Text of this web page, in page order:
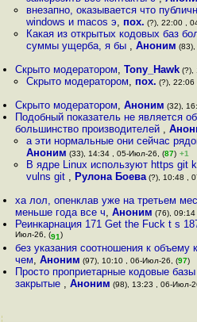
внезапно, оказывается что
windows и macos э, пох. (?), 22:00 ,
Какая из открытых кодовых баз
суммы ущерба, я бы , Аноним
Скрыто модератором,Tony_Hawk (?),
Скрыто модератором, пох. (?),
Скрыто модератором,Аноним (32),
Подобный показатель не является
большинство производителей ,
а эти нормальные они сейчас
Аноним (33), 14:34 , 05-Июл-26, (87) +1
В ядре Linux используют https git
vulns git , Рулона Боева(?), 10:48 ,
ха лол, опенклав уже на третьем
меньше года все ч,Аноним (76),
Реинкарнация 171 Get the Fuck t s
Июл-26, (91)
без указания соотношения к объему
чем,Аноним (97), 10:10 , 06-Июл-26, (97)
Просто проприетарные кодовые
закрытые ,Аноним (98), 13:23 , 06-Июл-